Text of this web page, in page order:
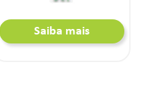
Saiba mais